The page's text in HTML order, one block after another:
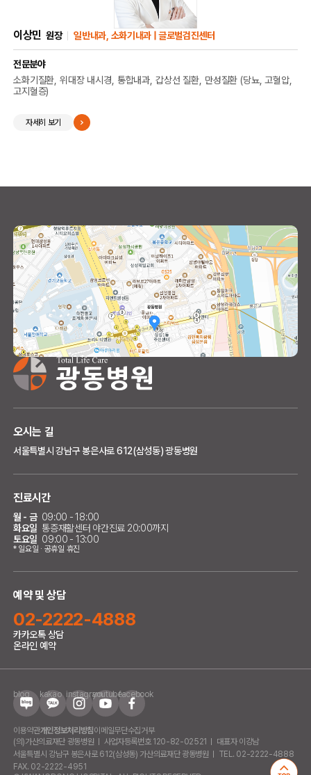
이상민 원장 일반내과, 소화기내과 | 글로벌검진센터
전문분야
소화기질환, 위대장 내시경, 통합내과, 갑상선 질환, 만성질환 (당뇨, 고혈압,
고지혈증)
자세히 보기
오시는 길
서울특별시 강남구 봉은사로 612(삼성동) 광동병원
진료시간
월 - 금 09:00 - 18:00
화요일 통증재활센터 야간진료 20:00까지
토요일 09:00 - 13:00
* 일요일 · 공휴일 휴진
예약 및 상담
02-2222-4888
카카오톡 상담
온라인 예약
이용약관개인정보처리방침이메일무단수집거부
(의)가산의료재단 광동병원
사업자등록번호 120-82-02521
대표자 이강남
서울특별시 강남구 봉은사로 612(삼성동) 가산의료재단 광동병원
TEL. 02-2222-4888
FAX. 02-2222-4951
blog kakao instagramyoutubefacebook